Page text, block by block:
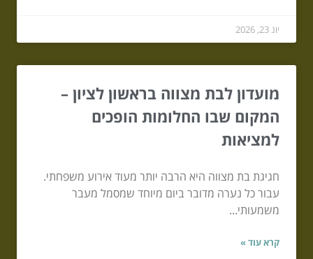
יונ 23, 2026
מועדון לבת מצווה בראשון לציון –
המקום שבו החלומות הופכים
למציאות
חגיגת בת מצווה היא הרבה יותר מעוד אירוע משפחתי.
עבור כל נערה מדובר ביום מיוחד שמסמל מעבר
משמעותי...
קרא עוד »